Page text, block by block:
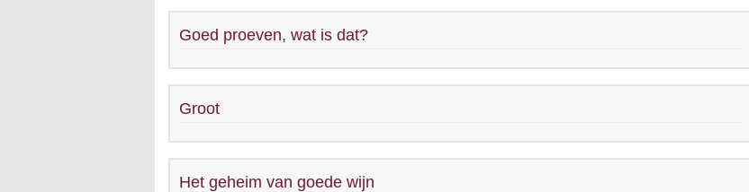
Goed proeven, wat is dat?
Groot
Het geheim van goede wijn